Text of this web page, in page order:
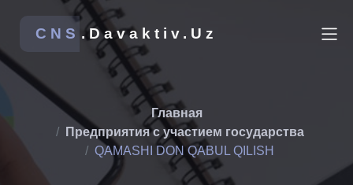
CNS .Davaktiv.Uz
Главная
Предприятия с участием государства
QAMASHI DON QABUL QILISH